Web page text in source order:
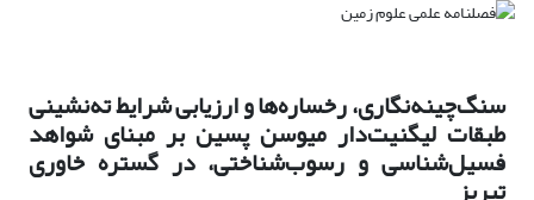
سنگ‌چینه‌نگاری، رخساره‌ها و ارزیابی شرایط ته‌نشینی
طبقات لیگنیت‌دار میوسن پسین بر مبنای شواهد
فسیل‌شناسی و رسوب‌شناختی، در گستره خاوری